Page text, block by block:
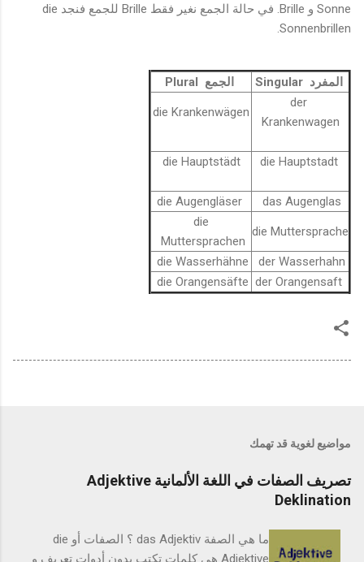
Sonne و Brille. في حالة الجمع نغير فقط Brille للجمع فنجد die
Sonnenbrillen.
المفرد Singular
الجمع Plural
der
Krankenwagen
die Krankenwägen
die Hauptstadt
die Hauptstädt
das Augenglas
die Muttersprache
die
Muttersprachen
der Wasserhahn
die Wasserhähne
die Orangensäfte
مواضيع لغوية قد تهمك
تصريف الصفات في اللغة الألمانية Adjektive
Deklination
ما هي الصفة das Adjektiv ؟ الصفات أو die
Adjektive هي كلمات تكتب بدون أدوات تعريف و